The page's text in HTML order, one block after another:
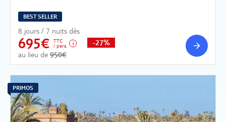
BEST SELLER
8 jours / 7 nuits dès
695€
TTC
/ pers.
au lieu de 950€
-27%
PRIMOS